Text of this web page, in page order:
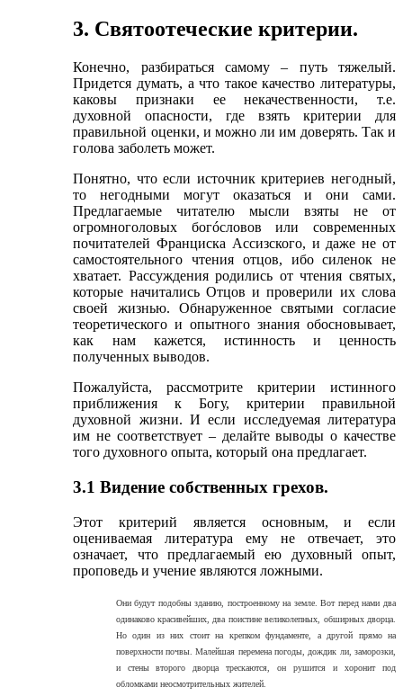
3. Святоотеческие критерии.
Конечно, разбираться самому – путь тяжелый.
Придется думать, а что такое качество литературы,
каковы признаки ее некачественности, т.е.
духовной опасности, где взять критерии для
правильной оценки, и можно ли им доверять. Так и
голова заболеть может.
Понятно, что если источник критериев негодный,
то негодными могут оказаться и они сами.
Предлагаемые читателю мысли взяты не от
огромноголовых богóсловов или современных
почитателей Франциска Ассизского, и даже не от
самостоятельного чтения отцов, ибо силенок не
хватает. Рассуждения родились от чтения святых,
которые начитались Отцов и проверили их слова
своей жизнью. Обнаруженное святыми согласие
теоретического и опытного знания обосновывает,
как нам кажется, истинность и ценность
полученных выводов.
Пожалуйста, рассмотрите критерии истинного
приближения к Богу, критерии правильной
духовной жизни. И если исследуемая литература
им не соответствует – делайте выводы о качестве
того духовного опыта, который она предлагает.
3.1 Видение собственных грехов.
Этот критерий является основным, и если
оцениваемая литература ему не отвечает, это
означает, что предлагаемый ею духовный опыт,
проповедь и учение являются ложными.
Они будут подобны зданию, построенному на земле. Вот перед нами два
одинаково красивейших, два поистине великолепных, обширных дворца.
Но один из них стоит на крепком фундаменте, а другой прямо на
поверхности почвы. Малейшая перемена погоды, дождик ли, заморозки,
и стены второго дворца трескаются, он рушится и хоронит под
обломками неосмотрительных жителей.